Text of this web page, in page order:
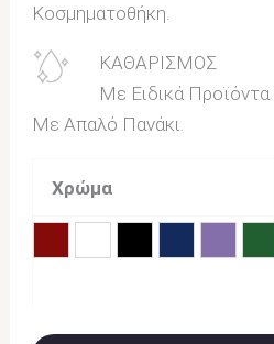
Κοσμηματοθήκη.
ΚΑΘΑΡΙΣΜΟΣ
Με Ειδικά Προϊόντα
Με Απαλό Πανάκι.
Χρώμα
ΚόκκινοΛευκόΜαύροΜπλεΜωβ